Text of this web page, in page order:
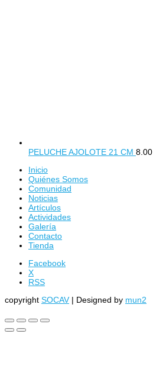
PELUCHE AJOLOTE 21 CM 8.00
Inicio
Quiénes Somos
Comunidad
Noticias
Artículos
Actividades
Galería
Contacto
Tienda
Facebook
X
RSS
copyright SOCAV | Designed by mun2